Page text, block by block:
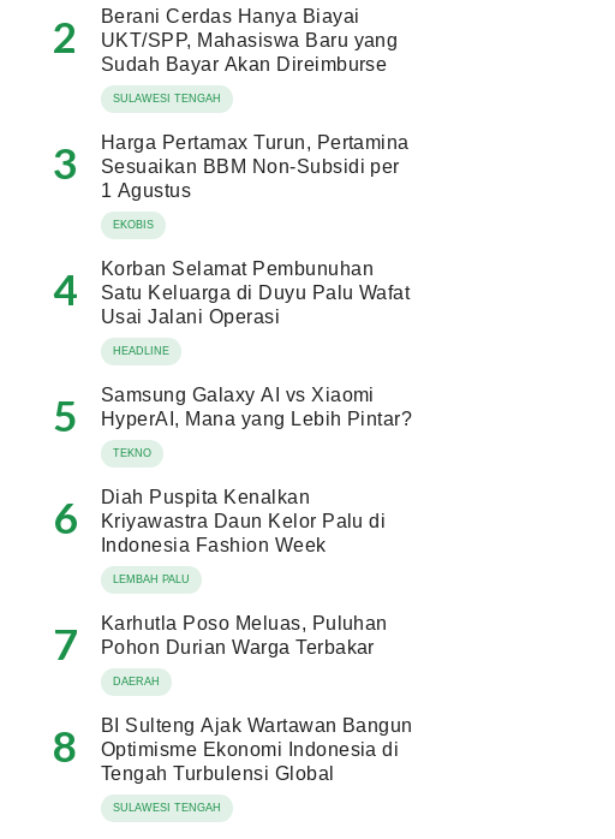
2
Berani Cerdas Hanya Biayai
UKT/SPP, Mahasiswa Baru yang
Sudah Bayar Akan Direimburse
SULAWESI TENGAH
3
Harga Pertamax Turun, Pertamina
Sesuaikan BBM Non-Subsidi per
1 Agustus
EKOBIS
4
Korban Selamat Pembunuhan
Satu Keluarga di Duyu Palu Wafat
Usai Jalani Operasi
HEADLINE
5
Samsung Galaxy AI vs Xiaomi
HyperAI, Mana yang Lebih Pintar?
TEKNO
6
Diah Puspita Kenalkan
Kriyawastra Daun Kelor Palu di
Indonesia Fashion Week
LEMBAH PALU
7
Karhutla Poso Meluas, Puluhan
Pohon Durian Warga Terbakar
DAERAH
8
BI Sulteng Ajak Wartawan Bangun
Optimisme Ekonomi Indonesia di
Tengah Turbulensi Global
SULAWESI TENGAH